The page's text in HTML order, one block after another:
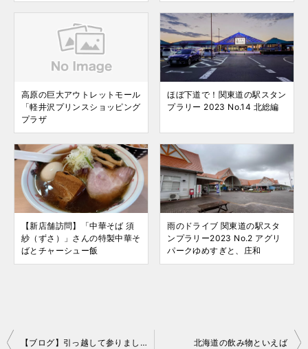
高原の巨大アウトレットモール
「軽井沢プリンスショッピング
プラザ
ほぼ下道で！関東道の駅スタン
プラリー 2023 No.14 北総編
【新店舗訪問】「中華そば 須
紗（ずさ）」さんの特製中華そ
ばとチャーシュー飯
雨のドライブ 関東道の駅スタ
ンプラリー2023 No.2 アグリ
パークゆめすぎと、庄和
投
【ブログ】引っ越して参りました。 北海道の飲み物といえば